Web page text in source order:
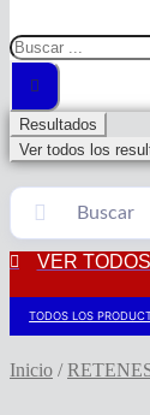
Search
...
Resultados
Ver todos los
VER
TODOS LOS
Inicio /